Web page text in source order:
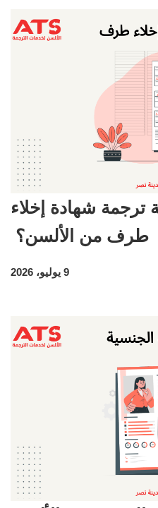
ترجمة شهادة إخلاء
طرف من الألسن؟
9 يوليو، 2026